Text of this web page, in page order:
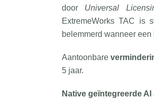
door Universal
ExtremeWorks TAC is
belemmerd wanneer
Aantoonbare
5 jaar.
Native geïntegreerde